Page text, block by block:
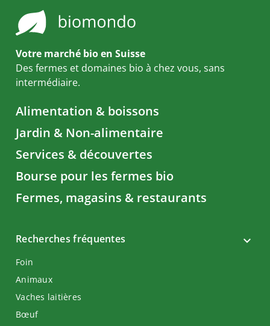
Votre marché bio en Suisse
Des fermes et domaines bio à chez vous, sans
intermédiaire.
Alimentation & boissons
Jardin & Non-alimentaire
Services & découvertes
Bourse pour les fermes bio
Fermes, magasins & restaurants
Recherches fréquentes
Foin
Animaux
Vaches laitières
Bœuf